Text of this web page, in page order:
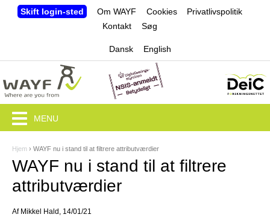
Jump to navigation
Skift login-sted Om WAYF Cookies
Privatlivspolitik
Kontakt
Søg
Dansk English
D
u
e
r
Hjem › WAYF nu i stand til at filtrere attributværdier
WAYF nu i stand til at filtrere
attributværdier
Af Mikkel Hald , 14/01/21
MENU